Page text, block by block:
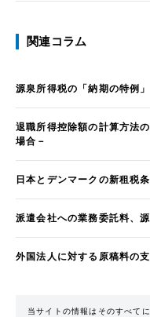
関連コラム
源泉所得税の「納期の特例」
退職所得控除額の計算方法
場合－
日本とデンマークの新租税
派遣会社への業務委託料、
外国法人に対する原稿料の
当サイトの情報はそのすべて